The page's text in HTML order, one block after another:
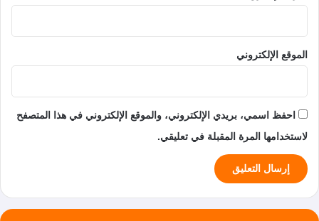
الموقع الإلكتروني
احفظ اسمي، بريدي الإلكتروني، والموقع الإلكتروني في هذا المتصفح
لاستخدامها المرة المقبلة في تعليقي.